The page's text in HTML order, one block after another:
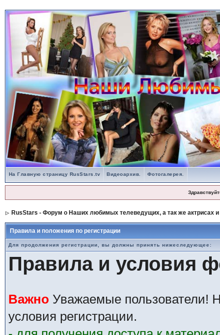
На Главную страницу RusStars.tv Видеоархив. Фотогалерея.
RusStars - Форум о Наших любимых телеведущих, а так же актрисах и
Правила и положения по регистрации
Для продолжения регистрации, вы должны принять нижеследующее:
Правила и условия
Важно Уважаемые пользователи!
условия регистрации.